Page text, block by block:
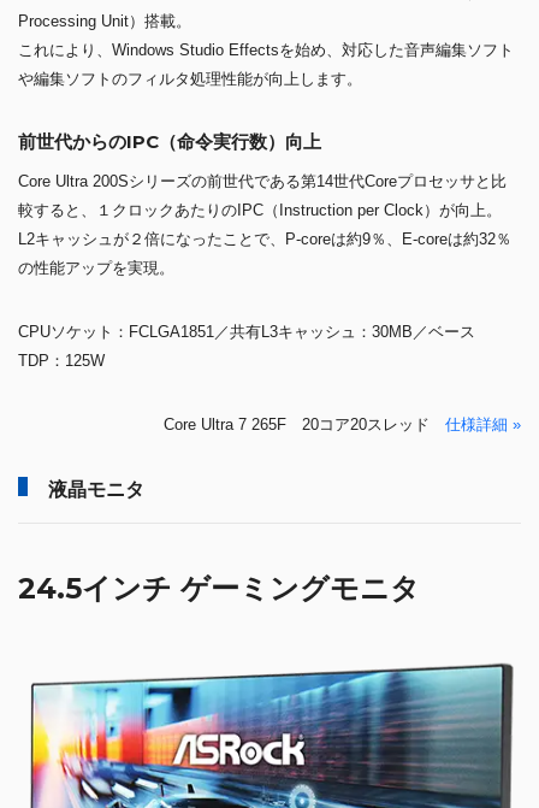
Processing Unit）搭載。
これにより、Windows Studio Effectsを始め、対応した音声編集ソフト
や編集ソフトのフィルタ処理性能が向上します。
前世代からのIPC（命令実行数）向上
Core Ultra 200Sシリーズの前世代である第14世代Coreプロセッサと比
較すると、１クロックあたりのIPC（Instruction per Clock）が向上。
L2キャッシュが２倍になったことで、P-coreは約9％、E-coreは約32％
の性能アップを実現。
CPUソケット：FCLGA1851／共有L3キャッシュ：30MB／ベース
TDP：125W
Core Ultra 7 265F 20コア20スレッド 仕様詳細 »
液晶モニタ
24.5インチ ゲーミングモニタ